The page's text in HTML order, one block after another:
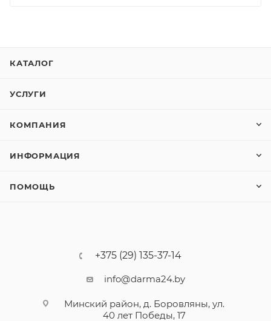
КАТАЛОГ
УСЛУГИ
КОМПАНИЯ
ИНФОРМАЦИЯ
ПОМОЩЬ
+375 (29) 135-37-14
info@darma24.by
Минский район, д. Боровляны, ул.
40 лет Победы, 17